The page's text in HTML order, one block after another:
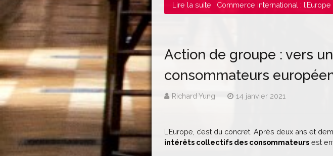
Lire la suite : Commerce international :
Action de groupe : vers
consommateurs
Richard Yung 14 janvier 2021
L’Europe, c’est du concret. Après deux ans et
intérêts collectifs des consommateurs est